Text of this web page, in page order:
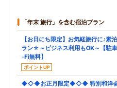
「年末 旅行」を含む宿泊プラン
【お日にち限定】お気軽旅行に♪素
ラン☆～ビジネス利用もOK～【駐
-Fi無料】
ポイントUP
◆◇◆お正月限定◆◇◆ 特別和洋会